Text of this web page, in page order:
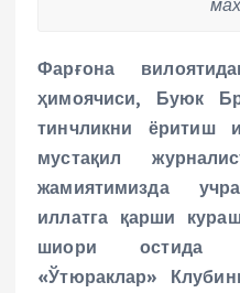
Фарғона
ҳимоячиси, Буюк
тинчликни ёритиш
мустақил
жамиятимизда
иллатга қарши
шиори остида
«Ўтюраклар»